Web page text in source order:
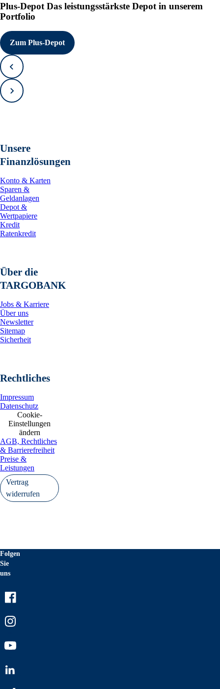
Plus-Depot Das leistungsstärkste Depot in unserem
Portfolio
Zum Plus-Depot
Zurück
Vorwärts
Unsere
Finanzlösungen
Konto & Karten
Sparen &
Geldanlagen
Depot &
Wertpapiere
Kredit
Ratenkredit
Über die
TARGOBANK
Jobs & Karriere
Über uns
Newsletter
Sitemap
Sicherheit
Rechtliches
Impressum
Datenschutz
Cookie-
Einstellungen
ändern
AGB, Rechtliches
& Barrierefreiheit
Preise &
Leistungen
Vertrag
widerrufen
Folgen
Sie
uns
Youtube